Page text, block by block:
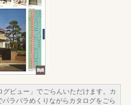
ビュー」でごらんいただけます。カ
ラパラめくりながらカタログをごら